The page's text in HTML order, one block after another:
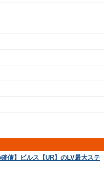
信】ビルス【UR】のLV最大ステ